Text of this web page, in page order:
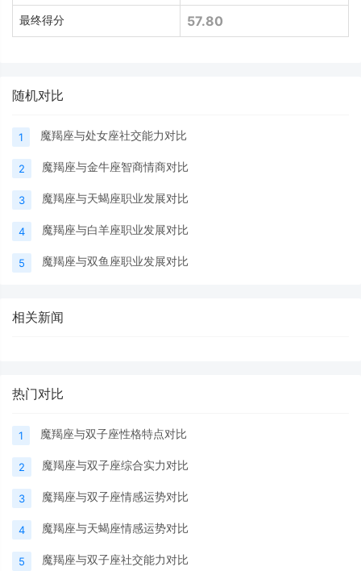
最终得分 57.80
随机对比
1 魔羯座与处女座社交能力对比
2 魔羯座与金牛座智商情商对比
3 魔羯座与天蝎座职业发展对比
4 魔羯座与白羊座职业发展对比
5 魔羯座与双鱼座职业发展对比
相关新闻
热门对比
1 魔羯座与双子座性格特点对比
2 魔羯座与双子座综合实力对比
3 魔羯座与双子座情感运势对比
4 魔羯座与天蝎座情感运势对比
5 魔羯座与双子座社交能力对比